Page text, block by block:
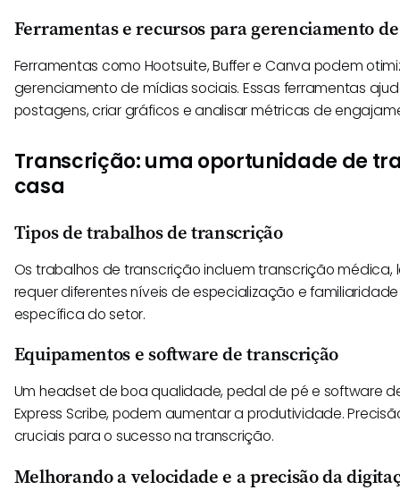
Ferramentas e recursos para gerenciamento
Ferramentas como Hootsuite, Buffer e Canva podem
gerenciamento de mídias sociais. Essas ferramentas
postagens, criar gráficos e analisar métricas de
Transcrição: uma oportunidade de
casa
Tipos de trabalhos de transcrição
Os trabalhos de transcrição incluem transcrição médica,
requer diferentes níveis de especialização e
específica do setor.
Equipamentos e software de transcrição
Um headset de boa qualidade, pedal de pé e software
Express Scribe, podem aumentar a produtividade.
cruciais para o sucesso na transcrição.
Melhorando a velocidade e a precisão da